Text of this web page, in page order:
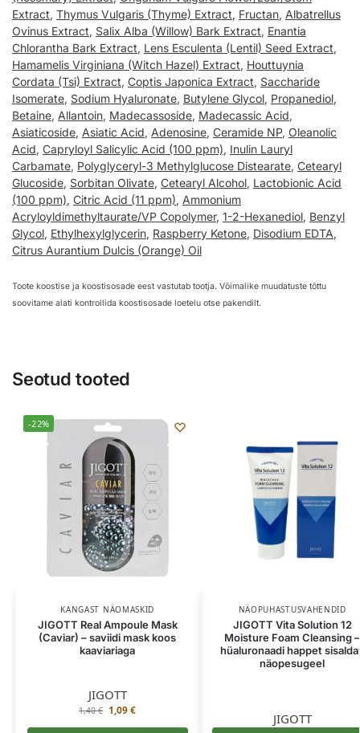
Extract, Thymus Vulgaris (Thyme) Extract, Fructan, Albatrellus
Ovinus Extract, Salix Alba (Willow) Bark Extract, Enantia
Chlorantha Bark Extract, Lens Esculenta (Lentil) Seed Extract,
Hamamelis Virginiana (Witch Hazel) Extract, Houttuynia
Cordata (Tsi) Extract, Coptis Japonica Extract, Saccharide
Isomerate, Sodium Hyaluronate, Butylene Glycol, Propanediol,
Betaine, Allantoin, Madecassoside, Madecassic Acid,
Asiaticoside, Asiatic Acid, Adenosine, Ceramide NP, Oleanolic
Acid, Capryloyl Salicylic Acid (100 ppm), Inulin Lauryl
Carbamate, Polyglyceryl-3 Methylglucose Distearate, Cetearyl
Glucoside, Sorbitan Olivate, Cetearyl Alcohol, Lactobionic Acid
(100 ppm), Citric Acid (11 ppm), Ammonium
Acryloyldimethyltaurate/VP Copolymer, 1-2-Hexanediol, Benzyl
Glycol, Ethylhexylglycerin, Raspberry Ketone, Disodium EDTA,
Citrus Aurantium Dulcis (Orange) Oil
Toote koostise ja koostisosade eest vastutab tootja. Võimalike muudatuste tõttu
soovitame alati kontrollida koostisosade loetelu otse pakendilt.
Seotud tooted
-22%
KANGAST NÄOMASKID
JIGOTT Real Ampoule Mask
(Caviar) – saviidi mask koos
kaaviariaga
JIGOTT
1,40€ 1,09€
NÄOPUHASTUSVAHENDID
JIGOTT Vita Solution 12
Moisture Foam Cleansing –
hüaluronaadi happet
näopesugeel
JIGOTT